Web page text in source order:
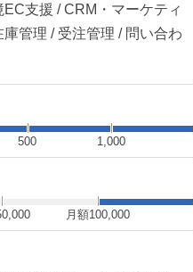
支援 / CRM・マーケティ
管理 / 受注管理 / 問い合わ
500 1,000
月額100,000